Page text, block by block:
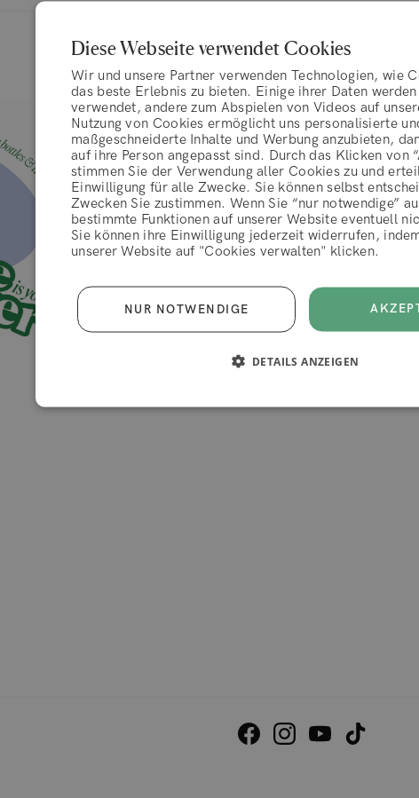
AGBs
Über Uns
Hair Talk
Häufig gestellte
Kontaktiere Uns
Mein
Diese Webseite verwendet Cookies
Wir und unsere Partner verwenden Technologien, wie
das beste Erlebnis zu bieten. Einige ihrer Daten
verwendet, andere zum Abspielen von Videos auf
Nutzung von Cookies ermöglicht uns personalisierte
maßgeschneiderte Inhalte und Werbung anzubieten,
auf ihre Person angepasst sind. Durch das Klicken von
stimmen Sie der Verwendung aller Cookies zu und
Einwilligung für alle Zwecke. Sie können selbst
Zwecken Sie zustimmen. Wenn Sie “nur notwendige”
bestimmte Funktionen auf unserer Website eventuell
Sie können ihre Einwilligung jederzeit widerrufen,
unserer Website auf "Cookies verwalten" klicken.
NUR NOTWENDIGE
DETAILS ANZEIGEN